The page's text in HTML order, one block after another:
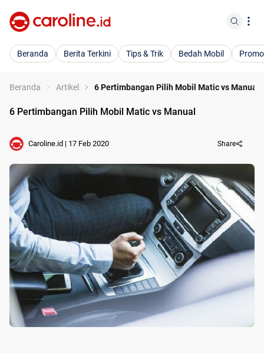
Beranda Berita Terkini Tips & Trik Bedah Mobil Promo
Beranda Artikel 6 Pertimbangan Pilih Mobil Matic vs Manual
6 Pertimbangan Pilih Mobil Matic vs Manual
Caroline.id | 17 Feb 2020 Share